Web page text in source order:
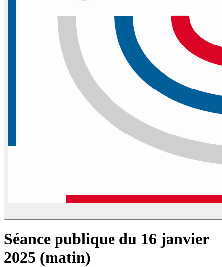
Séance publique du 16 janvier
2025 (matin)